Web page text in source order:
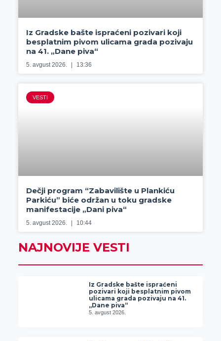
Iz Gradske bašte ispraćeni pozivari koji
besplatnim pivom ulicama grada pozivaju
na 41. „Dane piva“
5. avgust 2026. 13:36
VESTI
Dečji program “Zabavilište u Plankiću
Parkiću” biće održan u toku gradske
manifestacije „Dani piva“
5. avgust 2026. 10:44
NAJNOVIJE VESTI
Iz Gradske bašte ispraćeni
pozivari koji besplatnim pivom
ulicama grada pozivaju na 41.
„Dane piva“
5. avgust 2026.